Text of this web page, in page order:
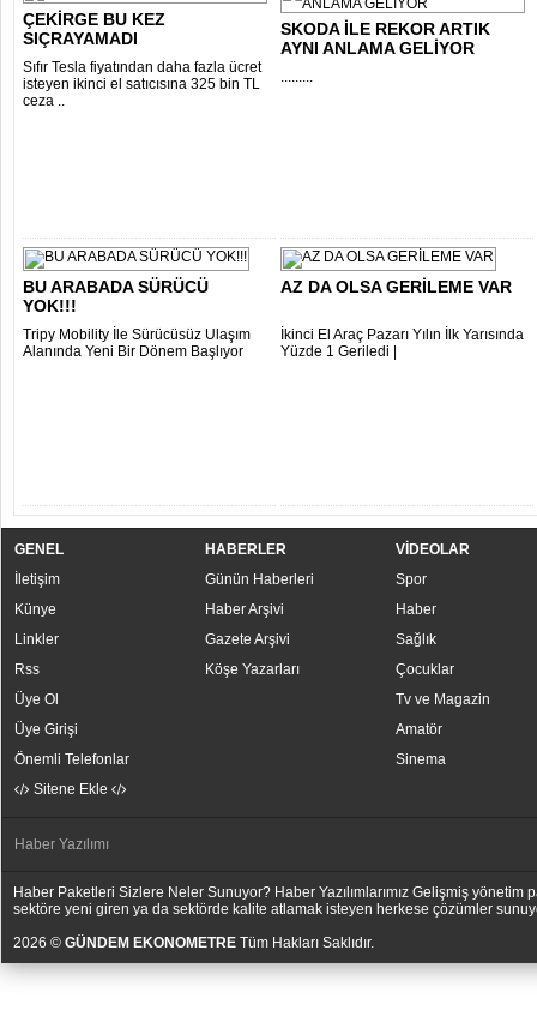
ÇEKİRGE BU KEZ
SIÇRAYAMADI
Sıfır Tesla fiyatından daha fazla ücret
isteyen ikinci el satıcısına 325 bin TL
ceza ..
SKODA İLE REKOR ARTIK
AYNI ANLAMA GELİYOR
.........
BU ARABADA SÜRÜCÜ
YOK!!!
Tripy Mobility İle Sürücüsüz Ulaşım
Alanında Yeni Bir Dönem Başlıyor
AZ DA OLSA GERİLEME VAR
İkinci El Araç Pazarı Yılın İlk Yarısında
Yüzde 1 Geriledi |
GENEL
İletişim
Künye
Linkler
Rss
Üye Ol
Üye Girişi
Önemli Telefonlar
Sitene Ekle
HABERLER
Günün Haberleri
Haber Arşivi
Gazete Arşivi
Köşe Yazarları
VİDEOLAR
Spor
Haber
Sağlık
Çocuklar
Tv ve Magazin
Amatör
Sinema
Haber Yazılımı
Haber Paketleri Sizlere Neler Sunuyor? Haber Yazılımlarımız Gelişmiş
sektöre yeni giren ya da sektörde kalite atlamak isteyen herkese çözümler
2026 © GÜNDEM EKONOMETRE Tüm Hakları Saklıdır.